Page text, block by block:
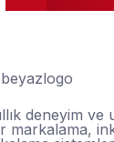
deneyim ve
markalama,